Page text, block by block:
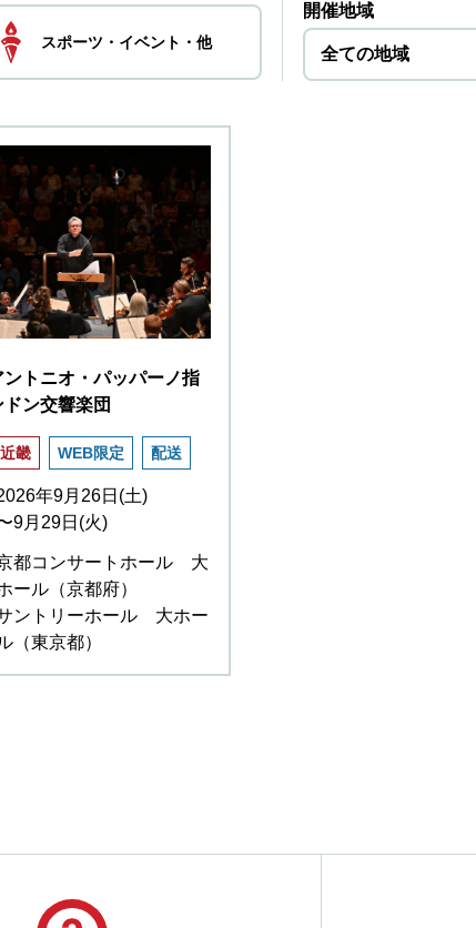
スポーツ・ イベント・他
開催地域
ントニオ・パッパーノ指
ン交響楽団
近畿 WEB限定 配送
年9月26日(土)
9月29日(火)
都コンサートホール 大
ール（京都府）
ントリーホール 大ホー
（東京都）